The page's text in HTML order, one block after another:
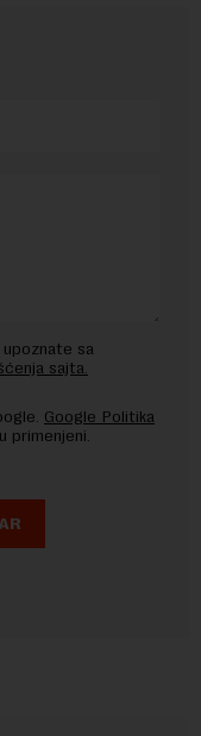
upoznate sa
sajta.
Google Politika
primenjeni.